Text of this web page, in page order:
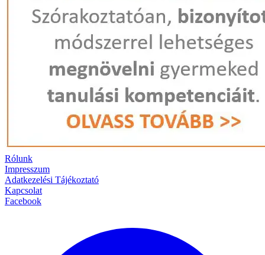
Rólunk
Impresszum
Adatkezelési Tájékoztató
Kapcsolat
Facebook